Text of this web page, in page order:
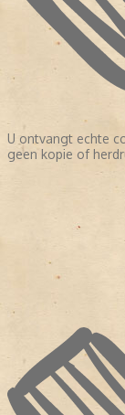
U ontvangt echte
geen kopie of